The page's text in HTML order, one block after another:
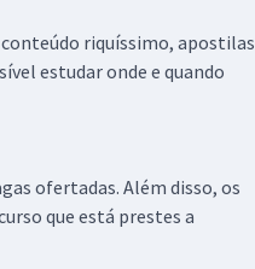
conteúdo riquíssimo, apostilas
estudar onde e quando
ofertadas. Além disso, os
que está prestes a